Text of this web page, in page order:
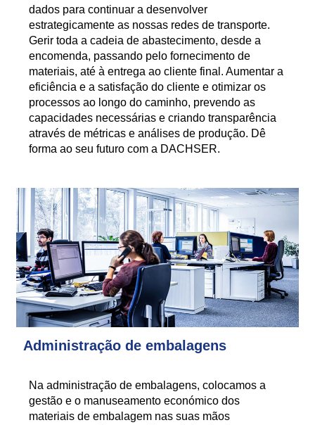
dados para continuar a desenvolver
estrategicamente as nossas redes de transporte.
Gerir toda a cadeia de abastecimento, desde a
encomenda, passando pelo fornecimento de
materiais, até à entrega ao cliente final. Aumentar a
eficiência e a satisfação do cliente e otimizar os
processos ao longo do caminho, prevendo as
capacidades necessárias e criando transparência
através de métricas e análises de produção. Dê
forma ao seu futuro com a DACHSER.
Administração de embalagens
Na administração de embalagens, colocamos a
gestão e o manuseamento económico dos
materiais de embalagem nas suas mãos